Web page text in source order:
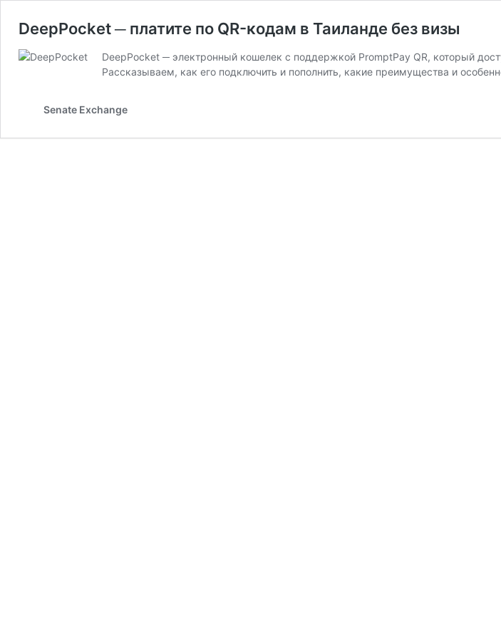
DeepPocket ─ платите по QR-кодам в Таиланде без визы
DeepPocket ─ электронный кошелек с поддержкой PromptPay QR, который
Рассказываем, как его подключить и пополнить, какие преимущества и
Senate Exchange